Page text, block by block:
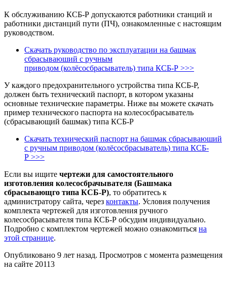
К обслуживанию КСБ-Р допускаются работники станций и
работники дистанций пути (ПЧ), ознакомленные с настоящим
руководством.
Скачать руководство по эксплуатации на башмак
сбрасываюший с ручным
приводом (колёсосбрасыватель) типа КСБ-Р >>>
У каждого предохранительного устройства типа КСБ-Р,
должен быть технический паспорт, в котором указаны
основные технические параметры. Ниже вы можете скачать
пример технического паспорта на колесосбрасыватель
(сбрасывающий башмак) типа КСБ-Р
Скачать технический паспорт на башмак сбрасываюший
с ручным приводом (колёсосбрасыватель) типа КСБ-
Р >>>
Если вы ищите чертежи для самостоятельного
изготовления колесосбрачывателя (Башмака
сбрасывающго типа КСБ-Р), то обратитесь к
администратору сайта, через контакты. Условия получения
комплекта чертежей для изготовления ручного
колесосбрасывателя типа КСБ-Р обсудим индивидуально.
Подробно с комплектом чертежей можно ознакомиться на
этой странице.
Опубликовано 9 лет назад. Просмотров с момента размещения
на сайте 20113